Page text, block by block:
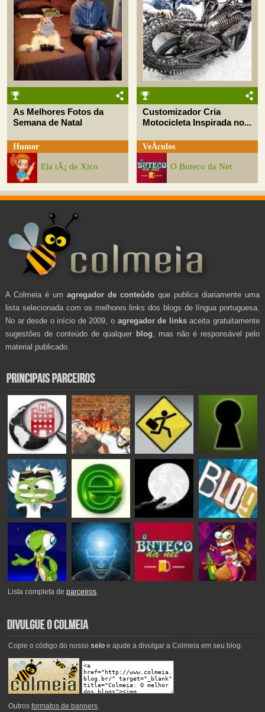
As Melhores Fotos da
Semana de Natal
Humor
Ela tÃ¡ de Xico
Customizador Cria
Motocicleta Inspirada no...
VeÃ­culos
O Buteco da Net
A Colmeia é um agregador de conteúdo que publica diariamente uma
lista selecionada com os melhores links dos blogs de língua portuguesa.
No ar desde o início de 2009, o agregador de linksaceita gratuitamente
sugestões de conteúdo de qualquer blog , mas não é responsável pelo
material publicado.
Lista completa deparceiros.
Copie o código do nosso seloe ajude a divulgar a Colmeia em seu blog.
Outros formatos de banners.